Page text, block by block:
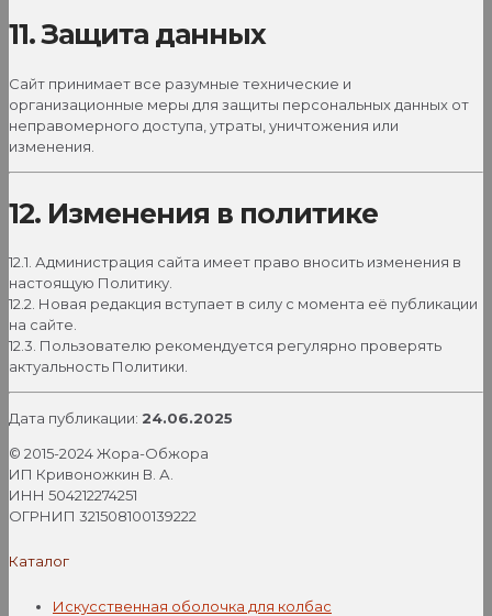
11. Защита данных
Сайт принимает все разумные технические и
организационные меры для защиты персональных данных от
неправомерного доступа, утраты, уничтожения или
изменения.
12. Изменения в политике
12.1. Администрация сайта имеет право вносить изменения в
настоящую Политику.
12.2. Новая редакция вступает в силу с момента её публикации
на сайте.
12.3. Пользователю рекомендуется регулярно проверять
актуальность Политики.
Дата публикации: 24.06.2025
© 2015-2024 Жора-Обжора
ИП Кривоножкин В. А.
ИНН 504212274251
ОГРНИП 321508100139222
Каталог
Искусственная оболочка для колбас